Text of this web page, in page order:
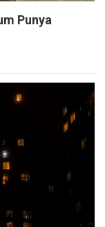
Punya